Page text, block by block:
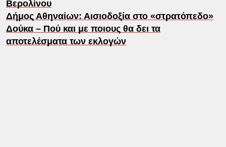
Βερολίνου
Δήμος Αθηναίων: Αισιοδοξία στο «στρατόπεδο»
Δούκα – Πού και με ποιους θα δει τα
αποτελέσματα των εκλογών